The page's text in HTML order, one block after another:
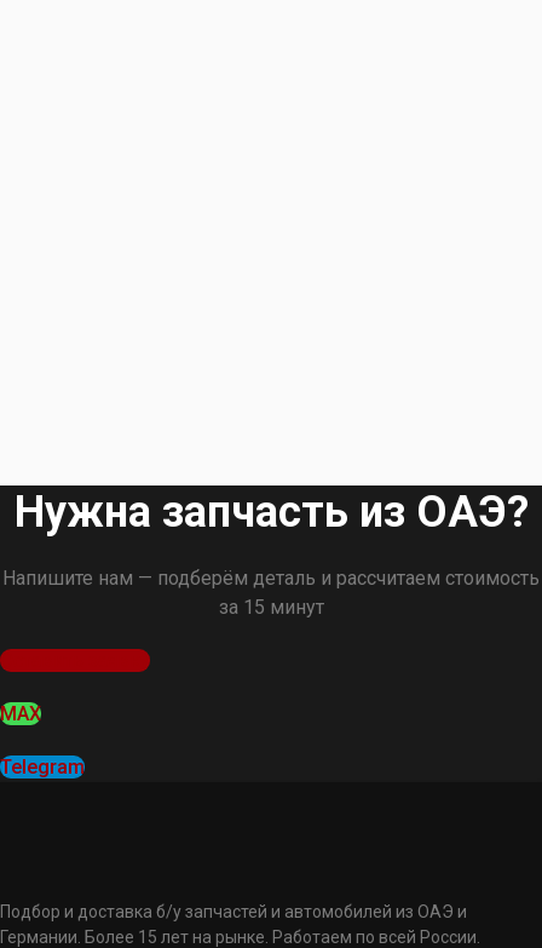
Нужна запчасть из ОАЭ?
Напишите нам — подберём деталь и рассчитаем стоимость
за 15 минут
Оставить заявку
MAX
Telegram
Подбор и доставка б/у запчастей и автомобилей из ОАЭ и
Германии. Более 15 лет на рынке. Работаем по всей России.